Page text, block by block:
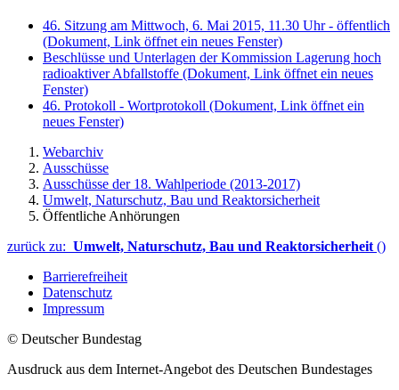
46. Sitzung am Mittwoch, 6. Mai 2015, 11.30 Uhr - öffentlich
(Dokument, Link öffnet ein neues Fenster)
Beschlüsse und Unterlagen der Kommission Lagerung hoch
radioaktiver Abfallstoffe (Dokument, Link öffnet ein neues
Fenster)
46. Protokoll - Wortprotokoll (Dokument, Link öffnet ein
neues Fenster)
Webarchiv
Ausschüsse
Ausschüsse der 18. Wahlperiode (2013-2017)
Umwelt, Naturschutz, Bau und Reaktorsicherheit
Öffentliche Anhörungen
zurück zu: Umwelt, Naturschutz, Bau und Reaktorsicherheit ()
Barrierefreiheit
Datenschutz
Impressum
© Deutscher Bundestag
Ausdruck aus dem Internet-Angebot des Deutschen Bundestages